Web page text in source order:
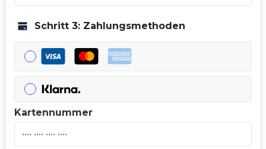
Schritt 3: Zahlungsmethoden
Kartennummer